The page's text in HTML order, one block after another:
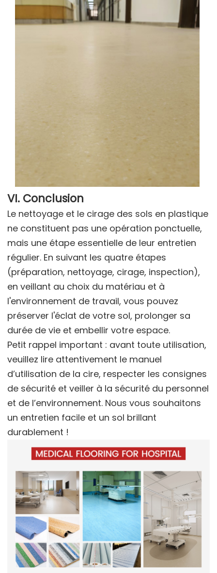
VI. Conclusion
Le nettoyage et le cirage des sols en plastique
ne constituent pas une opération ponctuelle,
mais une étape essentielle de leur entretien
régulier. En suivant les quatre étapes
(préparation, nettoyage, cirage, inspection),
en veillant au choix du matériau et à
l'environnement de travail, vous pouvez
préserver l'éclat de votre sol, prolonger sa
durée de vie et embellir votre espace.
Petit rappel important : avant toute utilisation,
veuillez lire attentivement le manuel
d’utilisation de la cire, respecter les consignes
de sécurité et veiller à la sécurité du personnel
et de l’environnement. Nous vous souhaitons
un entretien facile et un sol brillant
durablement !